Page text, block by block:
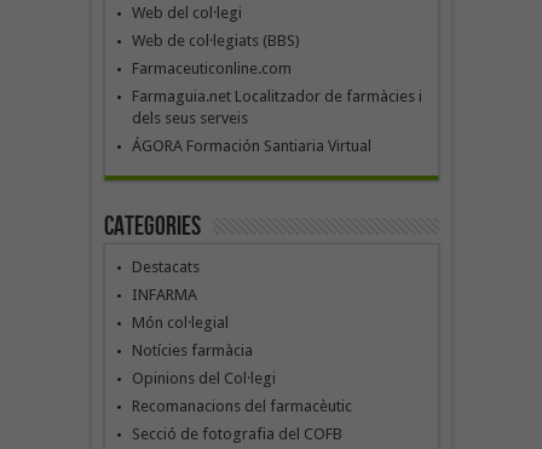
Web del col·legi
Web de col·legiats (BBS)
Farmaceuticonline.com
Farmaguia.net Localitzador de farmàcies i
dels seus serveis
ÁGORA Formación Santiaria Virtual
Categories
Destacats
INFARMA
Món col·legial
Notícies farmàcia
Opinions del Col·legi
Recomanacions del farmacèutic
Secció de fotografia del COFB